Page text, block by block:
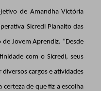
de Amandha Victória
Sicredi Planalto das
Jovem Aprendiz. “Desde
com o Sicredi, seus
cargos e atividades
de que fiz a escolha